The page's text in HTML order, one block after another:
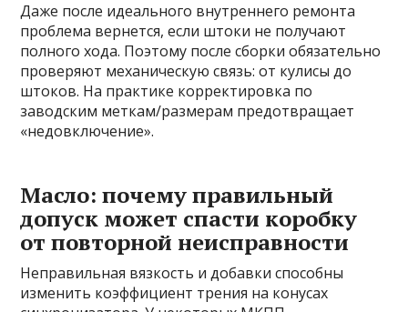
Даже после идеального внутреннего ремонта
проблема вернется, если штоки не получают
полного хода. Поэтому после сборки обязательно
проверяют механическую связь: от кулисы до
штоков. На практике корректировка по
заводским меткам/размерам предотвращает
«недовключение».
Масло: почему правильный
допуск может спасти коробку
от повторной неисправности
Неправильная вязкость и добавки способны
изменить коэффициент трения на конусах